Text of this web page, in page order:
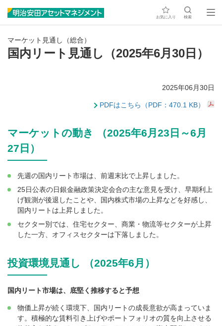
お気に入り 検索
マーケット見通し（総合）
国内リート見通し（2025年6月30日）
2025年06月30日
PDFはこちら（PDF：470.1 KB）
マーケットの動き （2025年6月23日～6月
27日）
先週の国内リート市場は、前週末比で上昇しました。
25日公表の日銀金融政策決定会合の主な意見を受け、早期利上
げ観測が後退したことや、国内株式市場の上昇などを好感し、
国内リートは上昇しました。
セクター別では、住宅セクター、商業・物流等セクターが上昇
した一方、オフィスセクターは下落しました。
投資環境見通し （2025年6月）
国内リート市場は、底堅く推移すると予想
物価上昇が続く環境下、国内リートの成長意欲が高まっていま
す。積極的な賃料引き上げやポートフォリオの質を向上させる